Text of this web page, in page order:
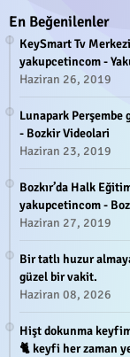
En Beğenilenler
KeySmart Tv
yakupcetincom -
Haziran 26, 2019
Lunapark
- Bozkir Videolari
Haziran 23, 2019
Bozkır’da Halk
yakupcetincom -
Haziran 27, 2019
Bir tatlı huzur
güzel bir vakit.
Haziran 08, 2026
Hişt dokunma
🐈 keyfi her zaman